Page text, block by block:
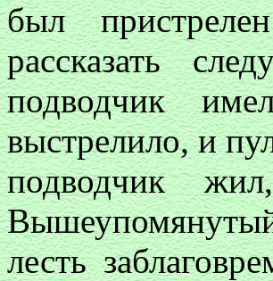
был
рассказать
подводчик
выстрелило, и
подводчик
Вышеупомянутый
лесть